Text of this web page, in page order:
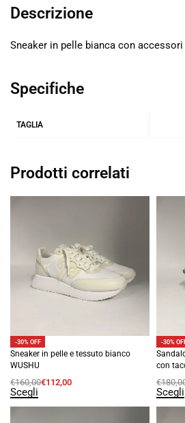
Descrizione
Sneaker in pelle bianca con accessori
Specifiche
TAGLIA
Prodotti correlati
-30% OFF
Sneaker in pelle e tessuto bianco
WUSHU
€160,00€112,00
Scegli
-30%
con
€
Scegli